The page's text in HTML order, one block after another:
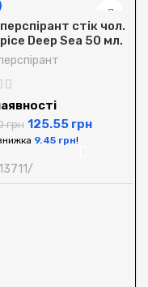
стік чол.
Deep Sea 50 мл.
грн 125.55 грн
9.45 грн!
13711/